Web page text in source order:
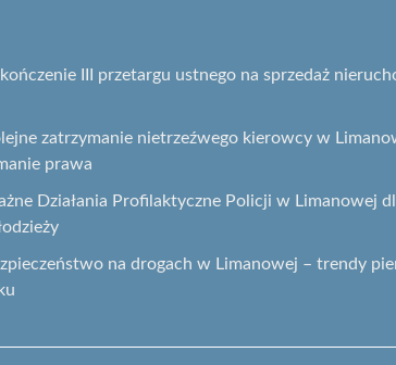
III przetargu ustnego na sprzedaż
zatrzymanie nietrzeźwego kierowcy w
prawa
Działania Profilaktyczne Policji w Limanowej
na drogach w Limanowej – trendy